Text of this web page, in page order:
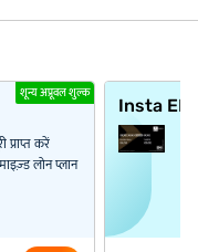
शून्य अप्रूवल शुल्क
करें
लोन प्लान
Insta